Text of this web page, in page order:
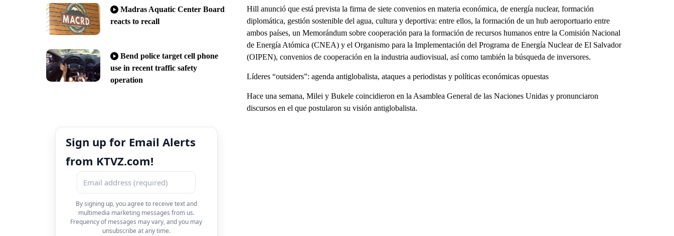
Madras Aquatic Center Board
reacts to recall
Bend police target cell phone
use in recent traffic safety
operation
Sign up for Email Alerts
from KTVZ.com!
By signing up, you agree to receive text and
multimedia marketing messages from us.
Frequency of messages may vary, and you may
unsubscribe at any time.
Hill anunció que está prevista la firma de siete convenios en materia económica, de energía nuclear, formación
diplomática, gestión sostenible del agua, cultura y deportiva: entre ellos, la formación de un hub aeroportuario entre
ambos países, un Memorándum sobre cooperación para la formación de recursos humanos entre la Comisión Nacional
de Energía Atómica (CNEA) y el Organismo para la Implementación del Programa de Energía Nuclear de El Salvador
(OIPEN), convenios de cooperación en la industria audiovisual, así como también la búsqueda de inversores.
Líderes “outsiders”: agenda antiglobalista, ataques a periodistas y políticas económicas opuestas
Hace una semana, Milei y Bukele coincidieron en la Asamblea General de las Naciones Unidas y pronunciaron
discursos en el que postularon su visión antiglobalista.